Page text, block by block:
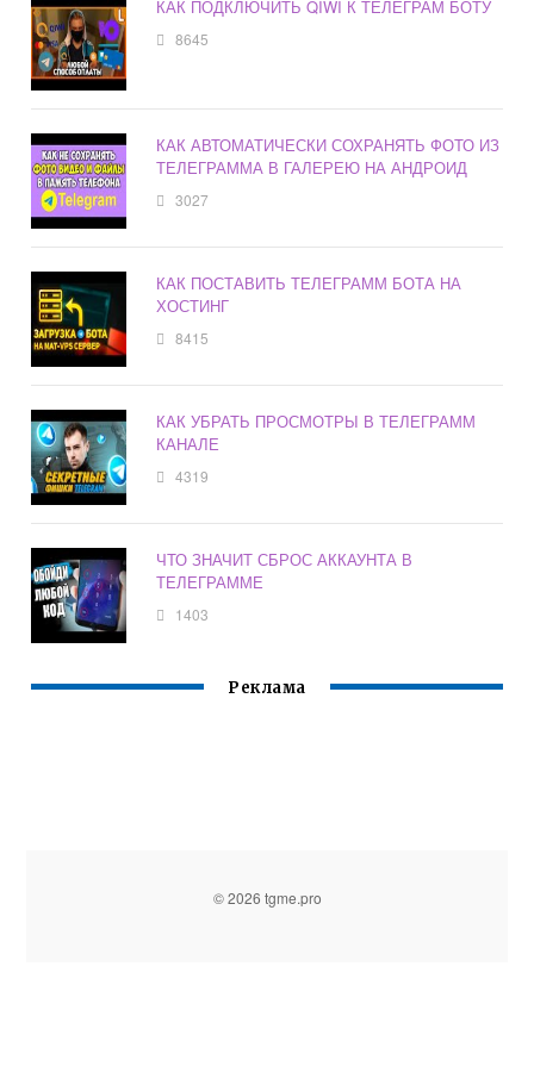
КАК ПОДКЛЮЧИТЬ QIWI К ТЕЛЕГРАМ БОТУ
8645
КАК АВТОМАТИЧЕСКИ СОХРАНЯТЬ ФОТО ИЗ
ТЕЛЕГРАММА В ГАЛЕРЕЮ НА АНДРОИД
3027
КАК ПОСТАВИТЬ ТЕЛЕГРАММ БОТА НА
ХОСТИНГ
8415
КАК УБРАТЬ ПРОСМОТРЫ В ТЕЛЕГРАММ
КАНАЛЕ
4319
ЧТО ЗНАЧИТ СБРОС АККАУНТА В
ТЕЛЕГРАММЕ
1403
Реклама
© 2026 tgme.pro